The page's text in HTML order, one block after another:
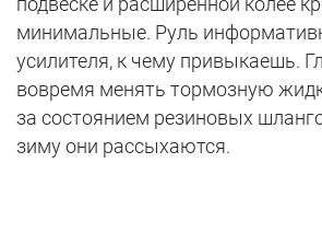
минимальные. Руль
усилителя, к чему привыкаешь.
вовремя менять тормозную
за состоянием резиновых
зиму они рассыхаются.